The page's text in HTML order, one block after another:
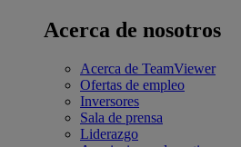
Acerca de nosotros
Acerca de TeamViewer
Ofertas de empleo
Inversores
Sala de prensa
Liderazgo